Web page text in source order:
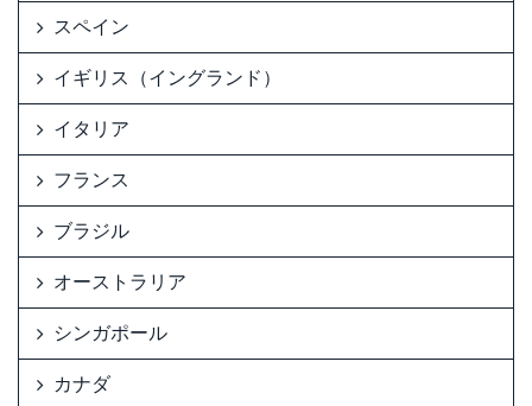
スペイン
イギリス（イングランド）
イタリア
フランス
ブラジル
オーストラリア
シンガポール
カナダ